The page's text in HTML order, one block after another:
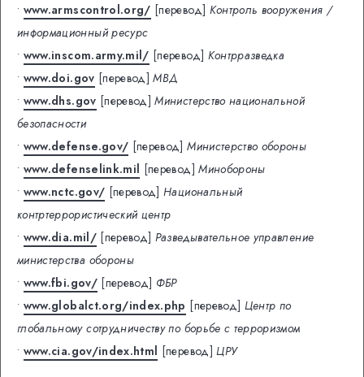
• www.armscontrol.org/ [перевод] Контроль вооружения /
информационный ресурс
• www.inscom.army.mil/ [перевод] Контрразведка
• www.doi.gov [перевод] МВД
• www.dhs.gov [перевод] Министерство национальной
безопасности
• www.defense.gov/ [перевод] Министерство обороны
• www.defenselink.mil [перевод] Минобороны
• www.nctc.gov/ [перевод] Национальный
контртеррористический центр
• www.dia.mil/ [перевод] Разведывательное управление
министерства обороны
• www.fbi.gov/ [перевод] ФБР
• www.globalct.org/index.php [перевод] Центр по
глобальному сотрудничеству по борьбе с терроризмом
• www.cia.gov/index.html [перевод] ЦРУ